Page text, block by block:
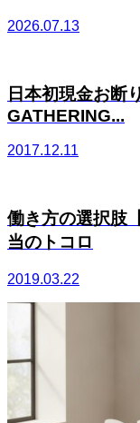
2026.07.13
日本初現金お断
GATHERING...
2017.12.11
働き方の選択肢
当のトコロ
2019.03.22